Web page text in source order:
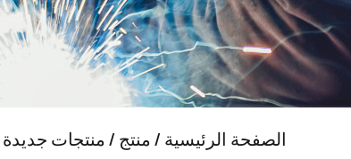
الصفحة الرئيسية / منتج / منتجات جديدة